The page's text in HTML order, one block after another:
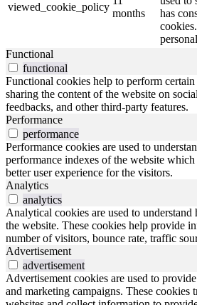
viewed_cookie_policy
months
has
Functional
functional
Functional cookies help to perform
sharing the content of the website on
feedbacks, and other third-party features.
Performance
performance
Performance cookies are used to
performance indexes of the website
better user experience for the visitors.
Analytics
analytics
Analytical cookies are used to
the website. These cookies help provide
number of visitors, bounce rate, traffic
Advertisement
advertisement
Advertisement cookies are used to
and marketing campaigns. These cookies